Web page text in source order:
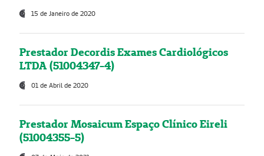
15 de Janeiro de 2020
Prestador Decordis Exames Cardiológicos
LTDA (51004347-4)
01 de Abril de 2020
Prestador Mosaicum Espaço Clínico Eireli
(51004355-5)